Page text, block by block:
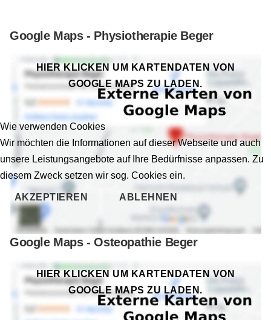
Google Maps - Physiotherapie Beger
HIER KLICKEN UM KARTENDATEN VON
GOOGLE MAPS ZU LADEN.
Google Maps - Osteopathie Beger
HIER KLICKEN UM KARTENDATEN VON
GOOGLE MAPS ZU LADEN.
Wie verwenden Cookies
Wir möchten die Informationen auf dieser Webseite und auch
unsere Leistungsangebote auf Ihre Bedürfnisse anpassen. Zu
diesem Zweck setzen wir sog. Cookies ein.
AKZEPTIEREN ABLEHNEN